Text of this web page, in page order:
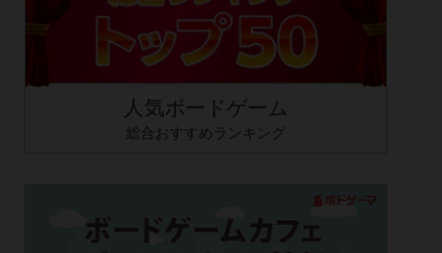
人気ボードゲーム
総合おすすめランキング